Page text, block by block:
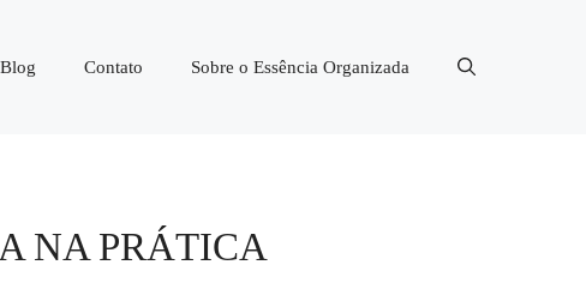
Blog Contato Sobre o Essência Organizada
NA PRÁTICA